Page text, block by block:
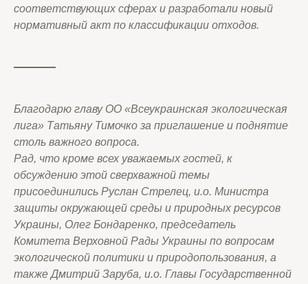
соответствующих сферах и разработали новый
нормативный акт по классификации отходов.
Благодарю главу ОО «Всеукраинская экологическая
лига» Татьяну Тимочко за приглашение и поднятие
столь важного вопроса.
Рад, что кроме всех уважаемых гостей, к
обсуждению этой сверхважной темы
присоединились Руслан Стрелец, и.о. Министра
защиты окружающей среды и природных ресурсов
Украины, Олег Бондаренко, председатель
Комитета Верховной Рады Украины по вопросам
экологической политики и природопользования, а
также Дмитрий Заруба, и.о. Главы Государственной